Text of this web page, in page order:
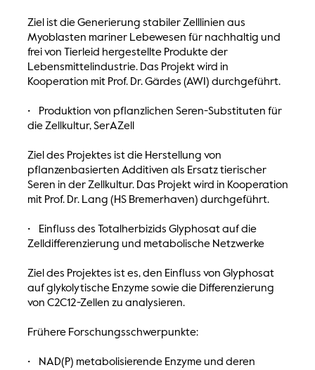
Ziel ist die Generierung stabiler Zelllinien aus
Myoblasten mariner Lebewesen für nachhaltig und
frei von Tierleid hergestellte Produkte der
Lebensmittelindustrie. Das Projekt wird in
Kooperation mit Prof. Dr. Gärdes (AWI) durchgeführt.
• Produktion von pflanzlichen Seren-Substituten für
die Zellkultur, SerAZell
Ziel des Projektes ist die Herstellung von
pflanzenbasierten Additiven als Ersatz tierischer
Seren in der Zellkultur. Das Projekt wird in Kooperation
mit Prof. Dr. Lang (HS Bremerhaven) durchgeführt.
• Einfluss des Totalherbizids Glyphosat auf die
Zelldifferenzierung und metabolische Netzwerke
Ziel des Projektes ist es, den Einfluss von Glyphosat
auf glykolytische Enzyme sowie die Differenzierung
von C2C12-Zellen zu analysieren.
Frühere Forschungsschwerpunkte:
• NAD(P) metabolisierende Enzyme und deren